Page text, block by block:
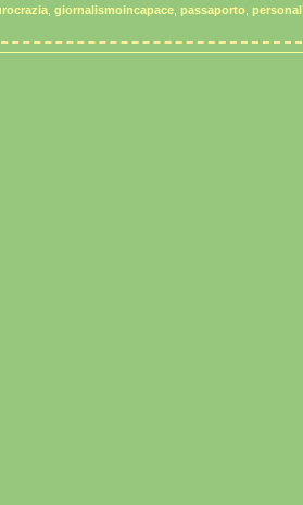
giornalismoincapace passaporto personal